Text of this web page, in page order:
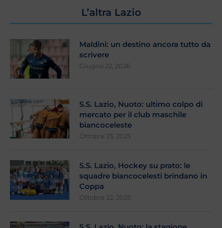
L’altra Lazio
Maldini: un destino ancora tutto da
scrivere
Giugno 22, 2026
S.S. Lazio, Nuoto: ultimo colpo di
mercato per il club maschile
biancoceleste
Ottobre 23, 2025
S.S. Lazio, Hockey su prato: le
squadre biancocelesti brindano in
Coppa
Ottobre 22, 2025